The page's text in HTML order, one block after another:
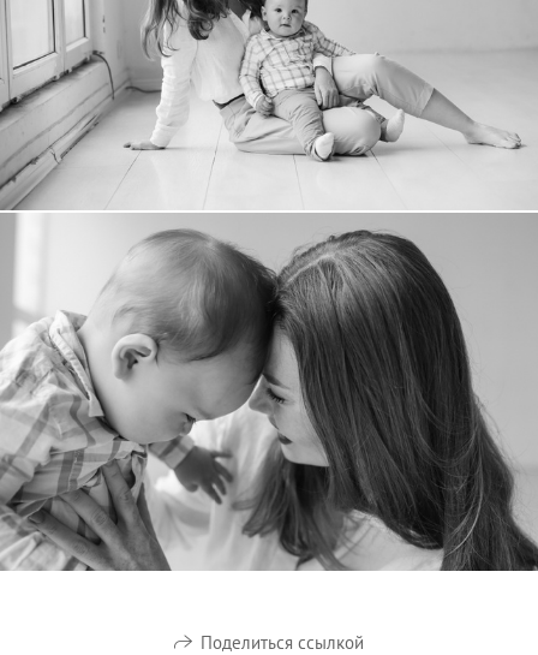
Поделиться ссылкой